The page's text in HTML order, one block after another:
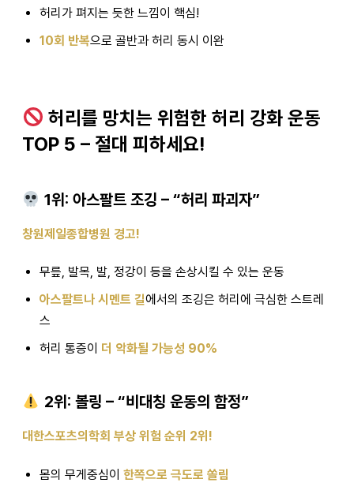
허리가 펴지는 듯한 느낌이 핵심!
10회 반복으로 골반과 허리 동시 이완
허리를 망치는 위험한 허리 강화 운동
TOP 5 – 절대 피하세요!
1위: 아스팔트 조깅 – “허리 파괴자”
창원제일종합병원 경고!
무릎, 발목, 발, 정강이 등을 손상시킬 수 있는 운동
아스팔트나 시멘트 길에서의 조깅은 허리에 극심한 스트레
스
허리 통증이 더 악화될 가능성 90%
2위: 볼링 – “비대칭 운동의 함정”
대한스포츠의학회 부상 위험 순위 2위!
몸의 무게중심이한쪽으로 극도로 쏠림